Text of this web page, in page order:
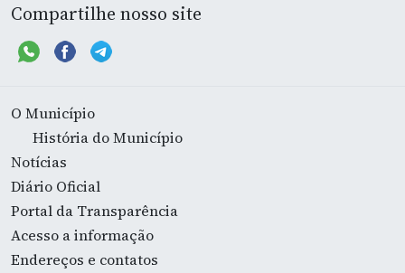
Compartilhe nosso site
O Município
História do Município
Notícias
Diário Oficial
Portal da Transparência
Acesso a informação
Endereços e contatos